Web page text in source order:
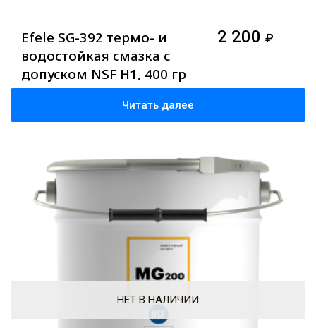
Efele SG-392 термо- и
водостойкая смазка с
допуском NSF H1, 400 гр
2 200 ₽
Читать далее
НЕТ В НАЛИЧИИ